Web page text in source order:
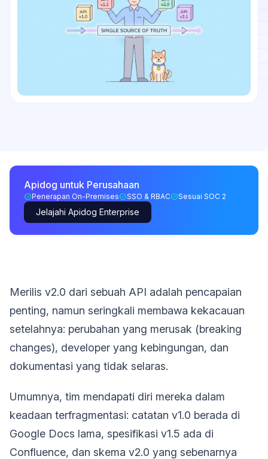
Apidog untuk Perusahaan
Penerapan On-Premises SSO & RBAC Sesuai SOC 2
Jelajahi Apidog Enterprise
Merilis v2.0 dari sebuah API adalah pencapaian
penting, namun seringkali membawa kekacauan
setelahnya: perubahan yang merusak (breaking
changes), developer yang kebingungan, dan
dokumentasi yang tidak selaras.
Umumnya, tim mendapati diri mereka dalam
keadaan terfragmentasi: catatan v1.0 berada di
Google Docs lama, spesifikasi v1.5 ada di
Confluence, dan skema v2.0 yang sebenarnya